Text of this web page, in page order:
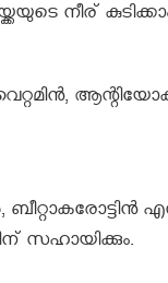
നീര്
സഹായിക്കും.